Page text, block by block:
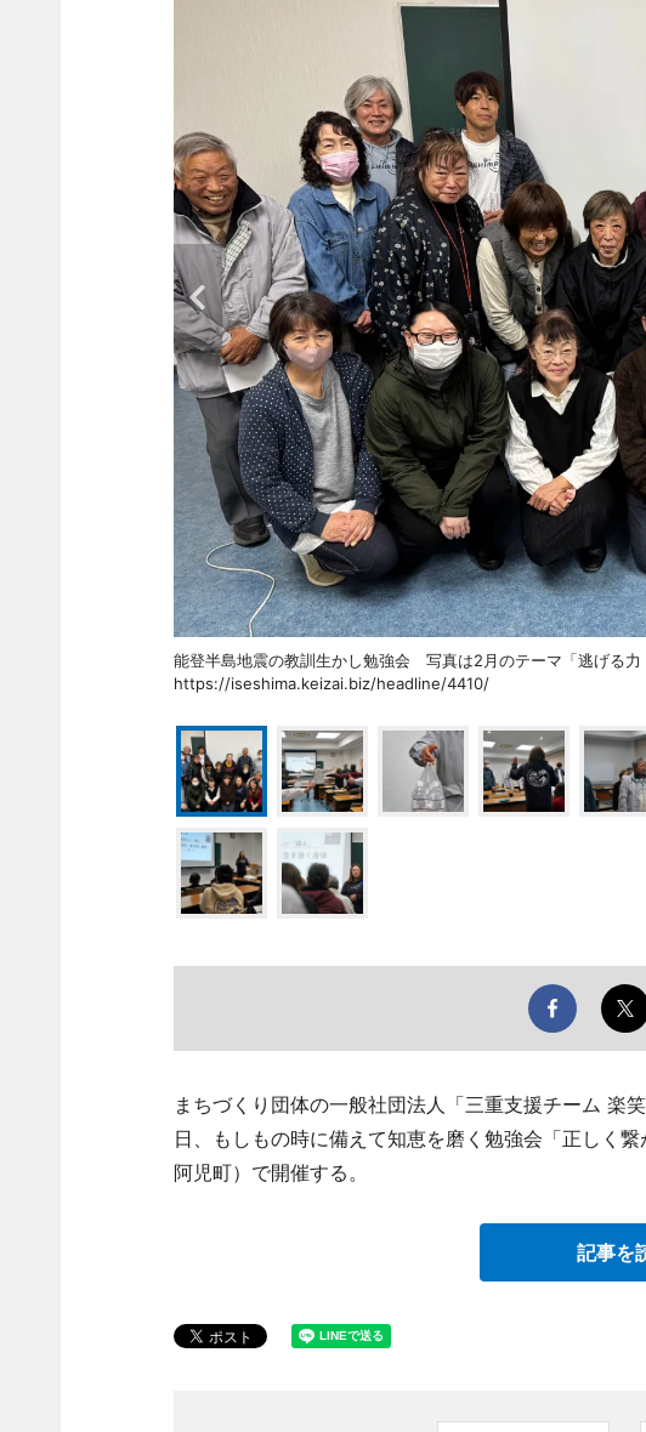
能登半島地震の教訓生かし勉強会 写真は2月のテーマ「逃げる
https://iseshima.keizai.biz/headline/4410/
まちづくり団体の一般社団法人「三重支援チーム 楽
日、もしもの時に備えて知恵を磨く勉強会「正しく
阿児町）で開催する。
記事を